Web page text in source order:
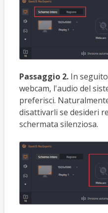
Passaggio 2. In
webcam, l'audio del
preferisci.
disattivarli se desideri
schermata silenziosa.